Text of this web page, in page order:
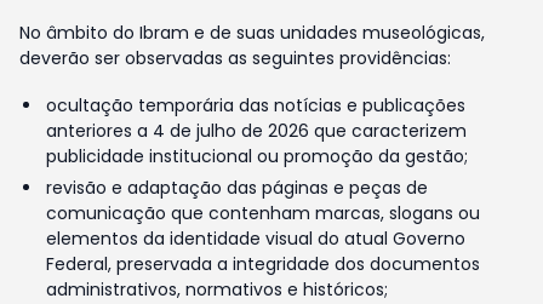
No âmbito do Ibram e de suas unidades museológicas,
deverão ser observadas as seguintes providências:
ocultação temporária das notícias e publicações
anteriores a 4 de julho de 2026 que caracterizem
publicidade institucional ou promoção da gestão;
revisão e adaptação das páginas e peças de
comunicação que contenham marcas, slogans ou
elementos da identidade visual do atual Governo
Federal, preservada a integridade dos documentos
administrativos, normativos e históricos;